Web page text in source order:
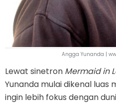
Angga Yunanda |
Lewat sinetron Mermaid in
Yunanda mulai dikenal luas
ingin lebih fokus dengan